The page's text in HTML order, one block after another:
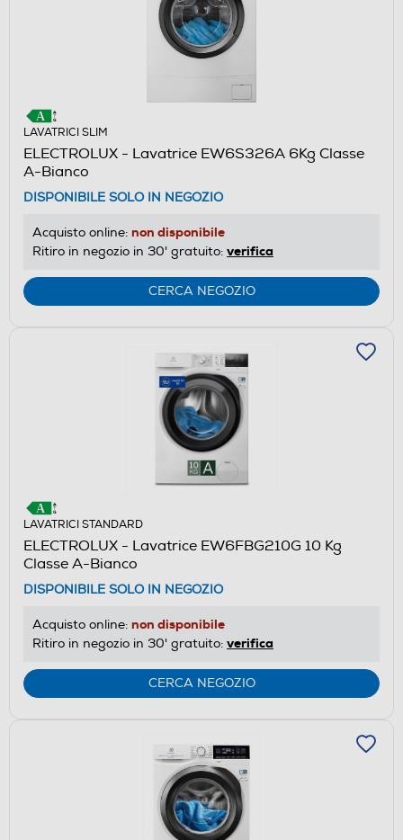
LAVATRICI SLIM
ELECTROLUX - Lavatrice EW6S326A 6Kg Classe
A-Bianco
DISPONIBILE SOLO IN NEGOZIO
Acquisto online: non disponibile
Ritiro in negozio in 30' gratuito: verifica
CERCA NEGOZIO
LAVATRICI STANDARD
ELECTROLUX - Lavatrice EW6FBG210G 10 Kg
Classe A-Bianco
DISPONIBILE SOLO IN NEGOZIO
Acquisto online: non disponibile
Ritiro in negozio in 30' gratuito: verifica
CERCA NEGOZIO